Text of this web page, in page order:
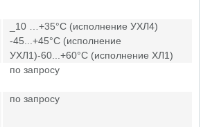
_10 …+35°С (исполнение УХЛ4)
-45...+45°С (исполнение
УХЛ1)-60...+60°С (исполнение ХЛ1)
по запросу
по запросу